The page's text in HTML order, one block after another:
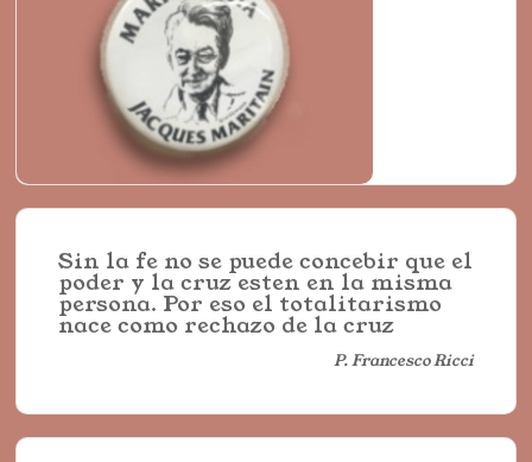
Sin la fe no se puede concebir que el
poder y la cruz esten en la misma
persona. Por eso el totalitarismo
nace como rechazo de la cruz
P. Francesco Ricci